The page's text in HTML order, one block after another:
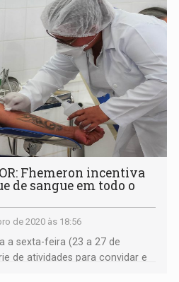
Fhemeron incentiva
de sangue em todo o
de 2020 às 18:56
a sexta-feira (23 a 27 de
de atividades para convidar e